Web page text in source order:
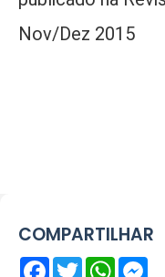
Nov/Dez 2015
COMPARTILHAR
Facebook
Twitter